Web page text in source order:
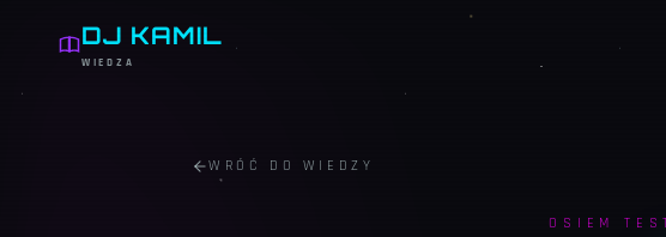
DJ KAMIL
WIEDZA
WRÓĆ DO WIEDZY
OSIEM